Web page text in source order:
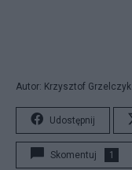
Autor: Krzysztof Grzelczyk
Udostępnij
Skomentuj 1